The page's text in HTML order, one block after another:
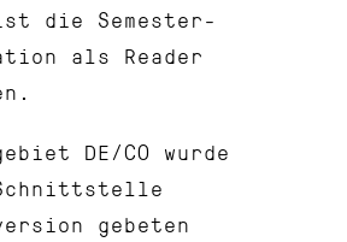
die Semester-
als Reader
DE/CO wurde
gebeten